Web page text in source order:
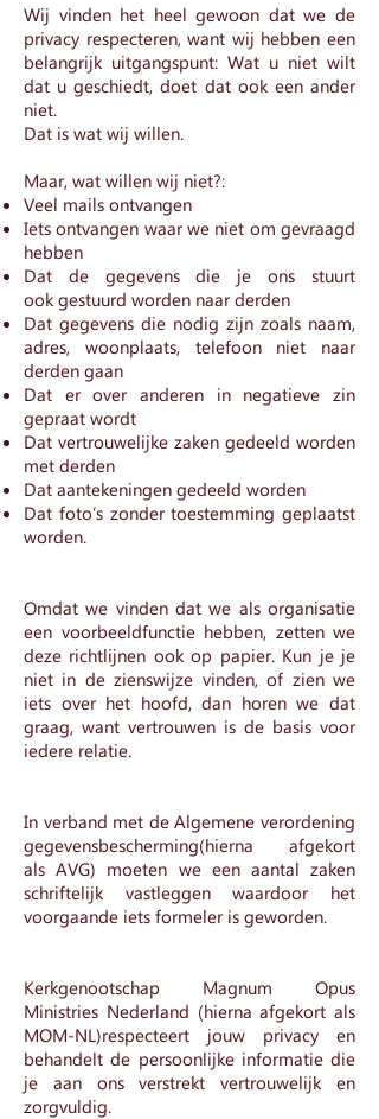
Wij vinden het heel gewoon dat we de
privacy respecteren, want wij hebben een
belangrijk uitgangspunt: Wat u niet wilt
dat u geschiedt, doet dat ook een ander
niet.
Dat is wat wij willen.
Maar, wat willen wij niet?:
Veel mails ontvangen
Iets ontvangen waar we niet om gevraagd
hebben
Dat de gegevens die je ons stuurt
ook gestuurd worden naar derden
Dat gegevens die nodig zijn zoals naam,
adres, woonplaats, telefoon niet naar
derden gaan
Dat er over anderen in negatieve zin
gepraat wordt
Dat vertrouwelijke zaken gedeeld worden
met derden
Dat aantekeningen gedeeld worden
Dat foto’s zonder toestemming geplaatst
worden.
Omdat we vinden dat we als organisatie
een voorbeeldfunctie hebben, zetten we
deze richtlijnen ook op papier. Kun je je
niet in de zienswijze vinden, of zien we
iets over het hoofd, dan horen we dat
graag, want vertrouwen is de basis voor
iedere relatie.
In verband met de Algemene verordening
gegevensbescherming(hierna afgekort
als AVG) moeten we een aantal zaken
schriftelijk vastleggen waardoor het
voorgaande iets formeler is geworden.
Kerkgenootschap Magnum Opus
Ministries Nederland (hierna afgekort als
MOM-NL)respecteert jouw privacy en
behandelt de persoonlijke informatie die
je aan ons verstrekt vertrouwelijk en
zorgvuldig.